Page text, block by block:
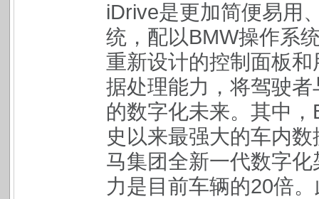
iDrive是更加简便易用
统，配以BMW操作系
重新设计的控制面板
据处理能力，将驾驶
的数字化未来。其中
史以来最强大的车内
马集团全新一代数字
力是目前车辆的20倍